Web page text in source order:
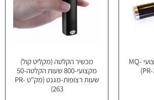
מכשיר מקליט קול מקצועי MQ-
מכשיר הקלטה (מקליט קול)
מקצועי-800 שעות הקלטה-50
שעות רצופות-מגנט (מק"ט PR-
263)